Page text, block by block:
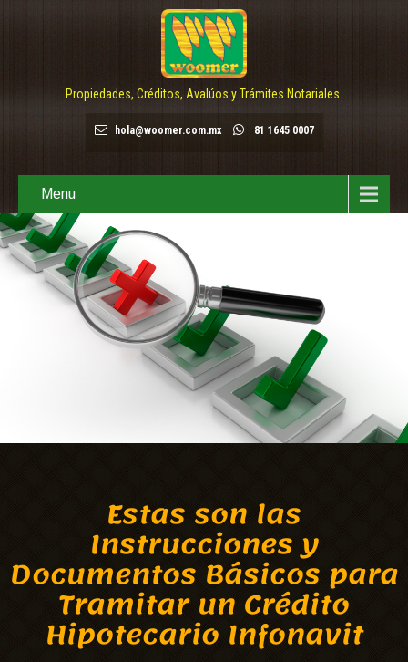
Propiedades, Créditos, Avalúos y Trámites Notariales.
hola@woomer.com.mx 81 1645 0007
Menu
Estas son las
Instrucciones y
Documentos Básicos para
Tramitar un Crédito
Hipotecario Infonavit